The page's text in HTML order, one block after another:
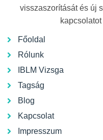
visszaszorítását és új
Főoldal
Rólunk
IBLM Vizsga
Tagság
Blog
Kapcsolat
Impresszum